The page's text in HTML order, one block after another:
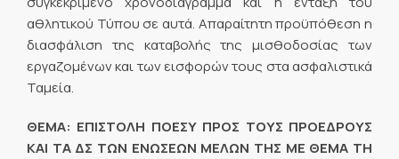
αθλητικού Τύπου σε αυτά. Απαραίτητη προϋπόθεση η
διασφάλιση της καταβολής της μισθοδοσίας των
εργαζομένων και των εισφορών τους στα ασφαλιστικά
Ταμεία.
ΘΕΜΑ: ΕΠΙΣΤΟΛΗ ΠΟΕΣΥ ΠΡΟΣ ΤΟΥΣ ΠΡΟΕΔΡΟΥΣ
ΚΑΙ ΤΑ ΔΣ ΤΩΝ ΕΝΩΣΕΩΝ ΜΕΛΩΝ ΤΗΣ ΜΕ ΘΕΜΑ ΤΗ